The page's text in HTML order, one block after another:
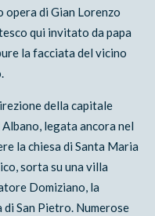
opera di Gian Lorenzo
qui invitato da papa
la facciata del vicino
della capitale
legata ancora nel
la chiesa di Santa Maria
sorta su una villa
Domiziano, la
di San Pietro. Numerose